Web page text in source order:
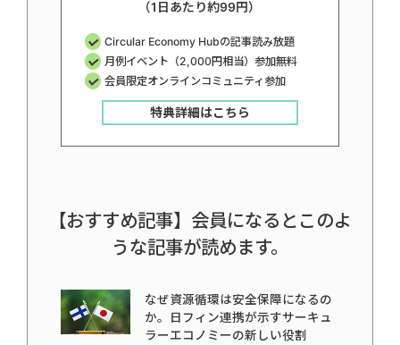
（1日あたり約99円）
Circular Economy Hubの記事読み放題
月例イベント（2,000円相当）参加無料
会員限定オンラインコミュニティ参加
特典詳細はこちら
【おすすめ記事】会員になるとこのよ
うな記事が読めます。
なぜ資源循環は安全保障になるの
か。日フィン連携が示すサーキュ
ラーエコノミーの新しい役割